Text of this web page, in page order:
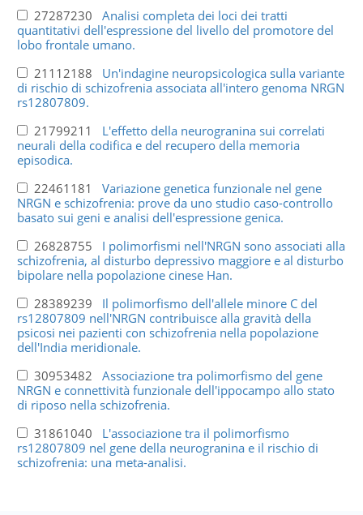
27287230 Analisi completa dei loci dei tratti
quantitativi dell'espressione del livello del promotore del
lobo frontale umano.
21112188 Un'indagine neuropsicologica sulla variante
di rischio di schizofrenia associata all'intero genoma NRGN
rs12807809.
21799211 L'effetto della neurogranina sui correlati
neurali della codifica e del recupero della memoria
episodica.
22461181 Variazione genetica funzionale nel gene
NRGN e schizofrenia: prove da uno studio caso-controllo
basato sui geni e analisi dell'espressione genica.
26828755 I polimorfismi nell'NRGN sono associati alla
schizofrenia, al disturbo depressivo maggiore e al disturbo
bipolare nella popolazione cinese Han.
28389239 Il polimorfismo dell'allele minore C del
rs12807809 nell'NRGN contribuisce alla gravità della
psicosi nei pazienti con schizofrenia nella popolazione
dell'India meridionale.
30953482 Associazione tra polimorfismo del gene
NRGN e connettività funzionale dell'ippocampo allo stato
di riposo nella schizofrenia.
31861040 L'associazione tra il polimorfismo
rs12807809 nel gene della neurogranina e il rischio di
schizofrenia: una meta-analisi.